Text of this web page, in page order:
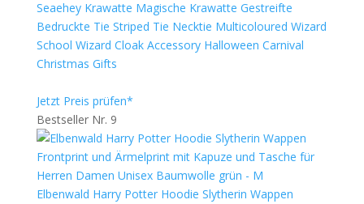
Seaehey Krawatte Magische Krawatte Gestreifte
Bedruckte Tie Striped Tie Necktie Multicoloured Wizard
School Wizard Cloak Accessory Halloween Carnival
Christmas Gifts
Jetzt Preis prüfen*
Bestseller Nr. 9
Elbenwald Harry Potter Hoodie Slytherin Wappen